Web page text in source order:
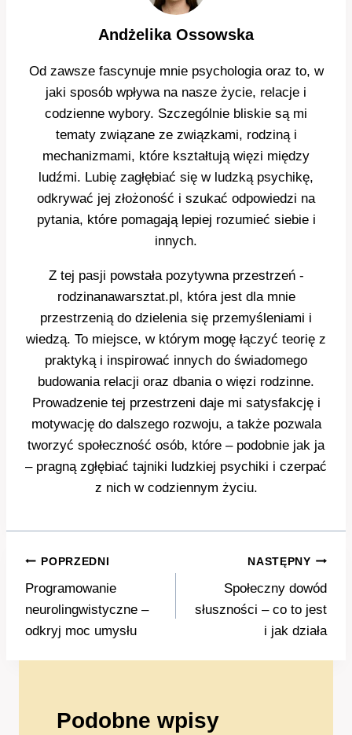
Andżelika Ossowska
Od zawsze fascynuje mnie psychologia oraz to, w
jaki sposób wpływa na nasze życie, relacje i
codzienne wybory. Szczególnie bliskie są mi
tematy związane ze związkami, rodziną i
mechanizmami, które kształtują więzi między
ludźmi. Lubię zagłębiać się w ludzką psychikę,
odkrywać jej złożoność i szukać odpowiedzi na
pytania, które pomagają lepiej rozumieć siebie i
innych.
Z tej pasji powstała pozytywna przestrzeń -
rodzinanawarsztat.pl, która jest dla mnie
przestrzenią do dzielenia się przemyśleniami i
wiedzą. To miejsce, w którym mogę łączyć teorię z
praktyką i inspirować innych do świadomego
budowania relacji oraz dbania o więzi rodzinne.
Prowadzenie tej przestrzeni daje mi satysfakcję i
motywację do dalszego rozwoju, a także pozwala
tworzyć społeczność osób, które – podobnie jak ja
– pragną zgłębiać tajniki ludzkiej psychiki i czerpać
z nich w codziennym życiu.
Nawigacja
wpisu
POPRZEDNI
Programowanie
neurolingwistyczne –
odkryj moc umysłu
NASTĘPNY
Społeczny dowód
słuszności – co to jest
i jak działa
Podobne wpisy